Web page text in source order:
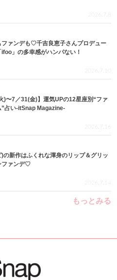
2026.7.8
ファンデも♡千吉良恵子さんプロデュー
」の多幸感がハンパない！
2026.7.10
)〜7／31(金)】運気UPの12星座別“ファ
”占い-itSnap Magazine-
2026.7.16
の新作はふくれな渾身のリップ＆グリッ
ファンデ♡
2026.7.14
もっとみる